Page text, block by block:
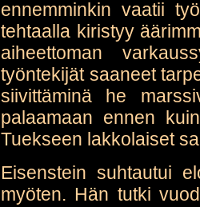
ennemminkin vaatii
tehtaalla kiristyy
aiheettoman
työntekijät saaneet
siivittäminä he
palaamaan ennen
Tuekseen lakkolaiset
Eisenstein suhtautui
myöten. Hän tutki